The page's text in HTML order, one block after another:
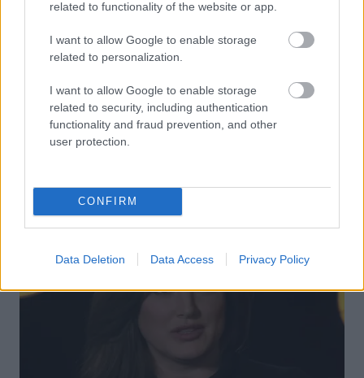
related to functionality of the website or app.
I want to allow Google to enable storage
related to personalization.
I want to allow Google to enable storage
related to security, including authentication
functionality and fraud prevention, and other
user protection.
CONFIRM
Data Deletion Data Access Privacy Policy